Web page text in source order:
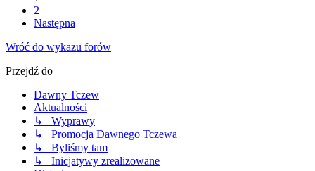
2
Następna
Wróć do wykazu forów
Przejdź do
Dawny Tczew
Aktualności
↳ Wyprawy
↳ Promocja Dawnego Tczewa
↳ Byliśmy tam
↳ Inicjatywy zrealizowane